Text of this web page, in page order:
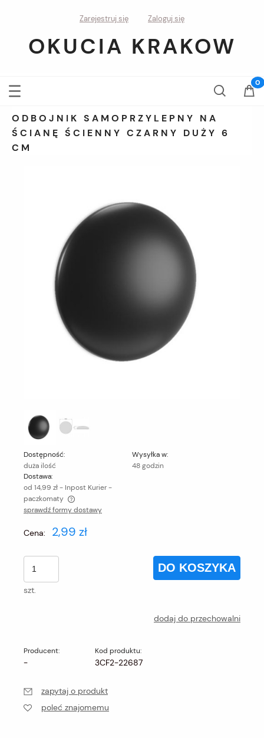
Zarejestruj się Zaloguj się
OKUCIA KRAKOW
ODBOJNIK SAMOPRZYLEPNY NA
ŚCIANĘ ŚCIENNY CZARNY DUŻY 6
CM
Dostępność:
duża ilość
Wysyłka w:
48 godzin
Dostawa:
od 14,99 zł- Inpost Kurier -
paczkomaty
Cena nie zawiera ewentualnych kosztów płatności
sprawdź formy dostawy
Cena: 2,99 zł
szt.
DO KOSZYKA
dodaj do przechowalni
Producent:
-
Kod produktu:
3CF2-22687
zapytaj o produkt
poleć znajomemu